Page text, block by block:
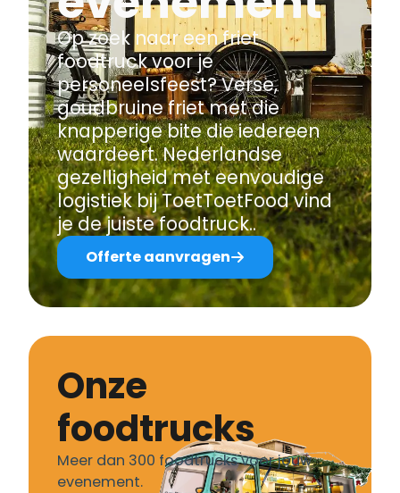
Op zoek naar een friet
foodtruck voor je
personeelsfeest? Verse,
goudbruine friet met die
knapperige bite die iedereen
waardeert. Nederlandse
gezelligheid met eenvoudige
logistiek bij ToetToetFood vind
je de juiste foodtruck..
Offerte aanvragen
Onze
foodtrucks
Meer dan 300 foodtrucks voor jouw
evenement.